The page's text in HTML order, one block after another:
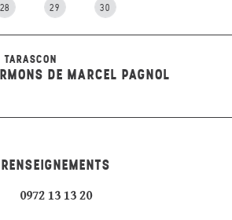
28 29 30
DE MARCEL PAGNOL
RENSEIGNEMENTS
0972 13 13 20